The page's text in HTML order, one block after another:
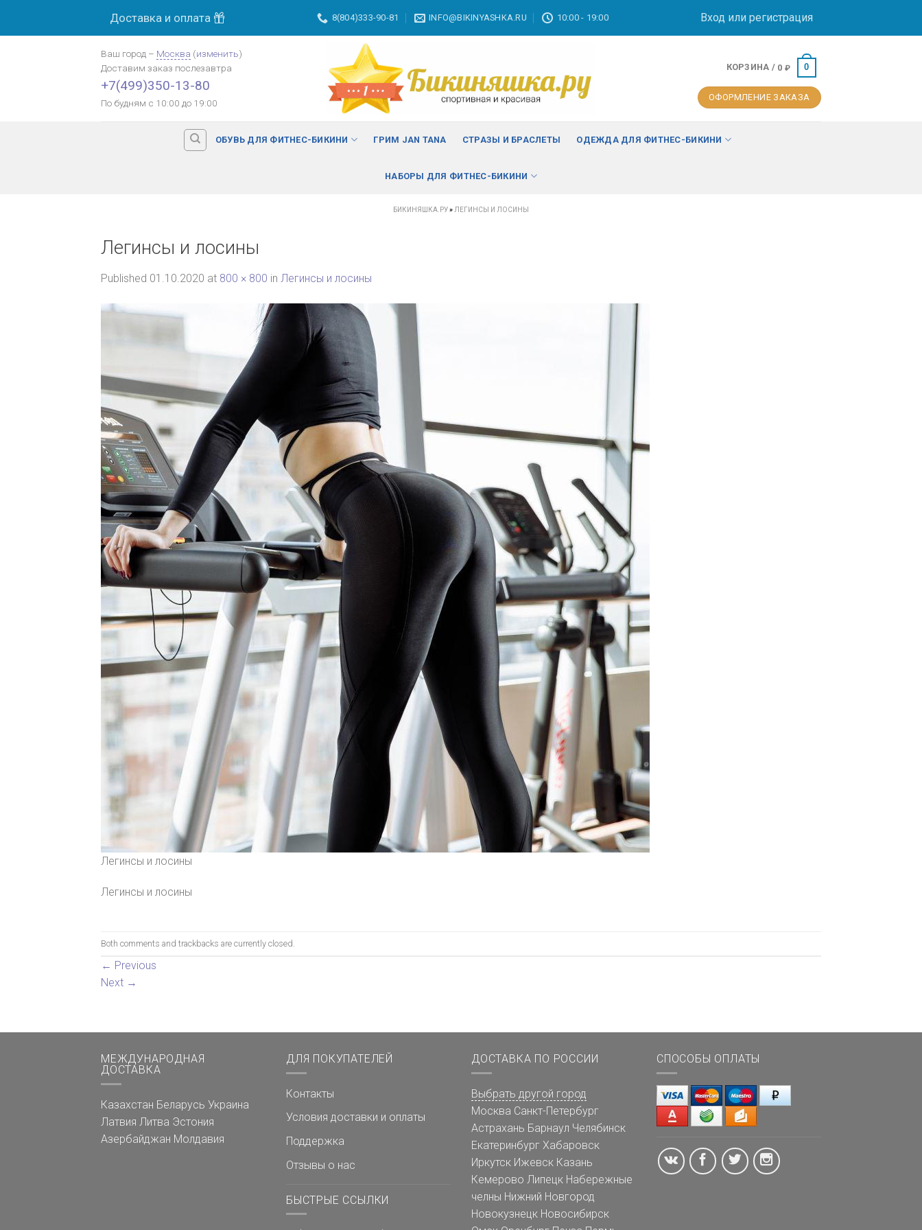
Доставка и оплата 8(804)333-90-81 INFO@BIKINYASHKA.RU 10:00 - 19:00 Вход или регистрация
Ваш город – Москва (изменить)
Доставим заказ послезавтра
+7(499)350-13-80
По будням с 10:00 до 19:00
КОРЗИНА / 0 ₽ 0
ОФОРМЛЕНИЕ ЗАКАЗА
ОБУВЬ ДЛЯ ФИТНЕС-БИКИНИ ГРИМ JAN TANA СТРАЗЫ И БРАСЛЕТЫ ОДЕЖДА ДЛЯ ФИТНЕС-БИКИНИ
НАБОРЫ ДЛЯ ФИТНЕС-БИКИНИ
БИКИНЯШКА.РУ» ЛЕГИНСЫ И ЛОСИНЫ
Легинсы и лосины
Published 01.10.2020 at 800 × 800 in Легинсы и лосины
Легинсы и лосины
Легинсы и лосины
Both comments and trackbacks are currently closed.
← Previous
Next →
МЕЖДУНАРОДНАЯ
ДОСТАВКА
Казахстан Беларусь Украина
Латвия Литва Эстония
Азербайджан Молдавия
ДЛЯ ПОКУПАТЕЛЕЙ
Контакты
Условия доставки и оплаты
Поддержка
Отзывы о нас
БЫСТРЫЕ ССЫЛКИ
ДОСТАВКА ПО РОССИИ
Выбрать другой город
Москва Санкт-Петербург
Астрахань Барнаул Челябинск
Екатеринбург Хабаровск
Иркутск Ижевск Казань
Кемерово Липецк Набережные
челны Нижний Новгород
Новокузнецк Новосибирск
СПОСОБЫ ОПЛАТЫ